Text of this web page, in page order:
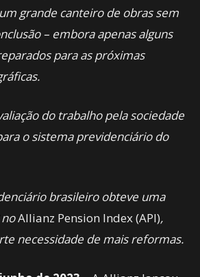
grande canteiro de obras sem
– embora apenas alguns
para as próximas
do trabalho pela sociedade
o sistema previdenciário do
brasileiro obteve uma
Allianz Pension Index (API),
necessidade de mais reformas.